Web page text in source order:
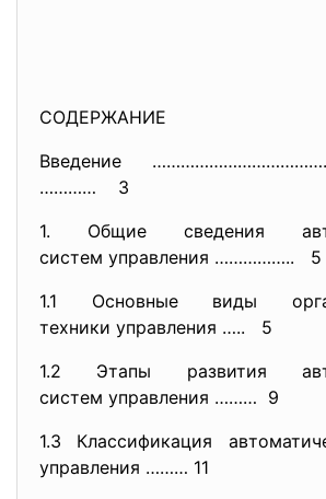
СОДЕРЖАНИЕ
Введение
………… 3
1. Общие сведения
систем управления …………….. 5
1.1 Основные виды
техники управления ….. 5
1.2 Этапы развития
систем управления ……… 9
1.3 Классификация
управления ……… 11